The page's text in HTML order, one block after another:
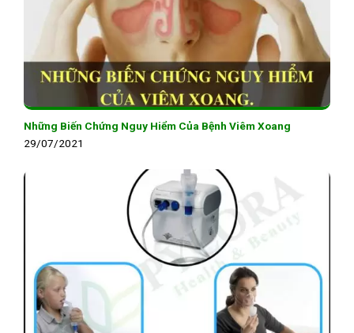
Những Biến Chứng Nguy Hiểm Của Bệnh Viêm Xoang
29/07/2021